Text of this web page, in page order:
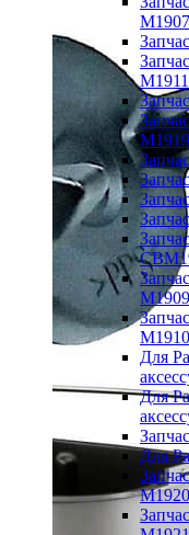
M1907
M1911
M1919
M1909
M1910
Для
Для
Для
M1920